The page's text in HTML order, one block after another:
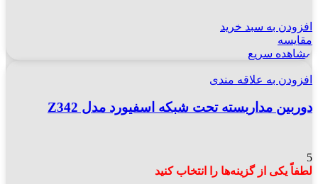
افزودن به سبد خرید
مقایسه
مشاهده سریع
افزودن به علاقه مندی
دوربین مداربسته تحت شبکه اسفیورد مدل Z342
5
لطفاً یکی از گزینه‌ها را انتخاب کنید